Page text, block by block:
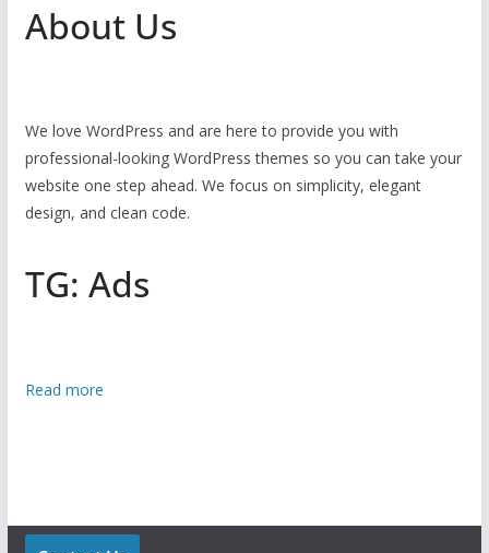
About Us
We love WordPress and are here to provide you with
professional-looking WordPress themes so you can take your
website one step ahead. We focus on simplicity, elegant
design, and clean code.
TG: Ads
Read more:
র্সে